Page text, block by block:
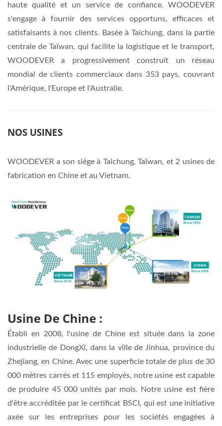
haute qualité et un service de confiance. WOODEVER
s'engage à fournir des services opportuns, efficaces et
satisfaisants à nos clients. Basée à Taichung, dans la partie
centrale de Taïwan, qui facilite la logistique et le transport,
WOODEVER a progressivement construit un réseau
mondial de clients commerciaux dans 353 pays, couvrant
l'Amérique, l'Europe et l'Australie.
NOS USINES
WOODEVER a son siège à Taichung, Taïwan, et 2 usines de
fabrication en Chine et au Vietnam.
Usine De Chine :
Établi en 2008, l'usine de Chine est située dans la zone
industrielle de DongXi, dans la ville de Jinhua, province du
Zhejiang, en Chine. Avec une superficie totale de plus de 30
000 mètres carrés et 115 employés, notre usine est capable
de produire 45 000 unités par mois. Notre usine est fière
d'être accréditée par le certificat BSCI, qui est une initiative
axée sur les entreprises pour les sociétés engagées à